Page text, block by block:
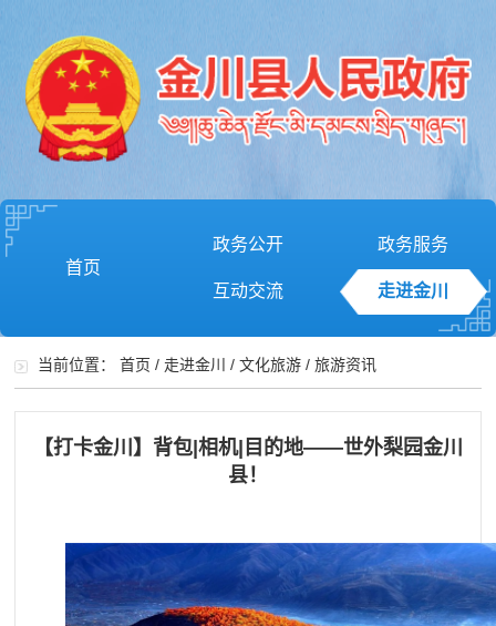
首页
政务公开 政务服务
互动交流 走进金川
当前位置：首页 /走进金川 /文化旅游 /旅游资讯
【打卡金川】背包|相机|目的地——世外梨园金川
县！